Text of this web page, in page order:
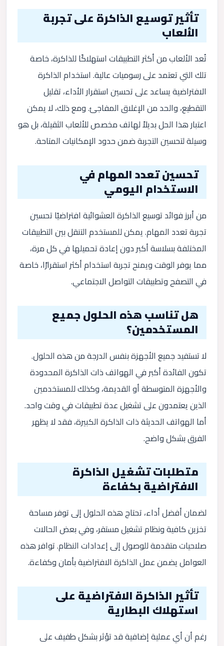
تأثير توسيع الذاكرة على تجربة
الألعاب
تُعد الألعاب من أكثر التطبيقات استهلاكًا للذاكرة، خاصة
تلك التي تعتمد على رسوميات عالية. استخدام الذاكرة
الافتراضية يساعد على تحسين استقرار الأداء، تقليل
التقطيع، والحد من الإغلاق المفاجئ. ومع ذلك، لا يمكن
اعتبار هذا الحل بديلاً لهاتف مخصص للألعاب الثقيلة، بل هو
وسيلة لتحسين التجربة ضمن حدود الإمكانيات المتاحة.
تحسين تعدد المهام في
الاستخدام اليومي
من أبرز فوائد توسيع الذاكرة العشوائية افتراضيًا تحسين
تجربة تعدد المهام. يمكن للمستخدم التنقل بين التطبيقات
المختلفة بسلاسة أكبر دون إعادة تحميلها في كل مرة،
مما يوفر الوقت ويمنح تجربة استخدام أكثر استقرارًا، خاصة
في التصفح وتطبيقات التواصل الاجتماعي.
هل تناسب هذه الحلول جميع
المستخدمين؟
لا تستفيد جميع الأجهزة بنفس الدرجة من هذه الحلول.
تكون الفائدة أكبر في الهواتف ذات الذاكرة المحدودة
والأجهزة المتوسطة أو القديمة، وكذلك للمستخدمين
الذين يعتمدون على تشغيل عدة تطبيقات في وقت واحد.
أما الهواتف الحديثة ذات الذاكرة الكبيرة، فقد لا يظهر
الفرق بشكل واضح.
متطلبات تشغيل الذاكرة
الافتراضية بكفاءة
لضمان أفضل أداء، تحتاج هذه الحلول إلى توفر مساحة
تخزين كافية ونظام تشغيل مستقر، وفي بعض الحالات
صلاحيات متقدمة للوصول إلى إعدادات النظام. توافر هذه
العوامل يضمن عمل الذاكرة الافتراضية بأمان وكفاءة.
تأثير الذاكرة الافتراضية على
استهلاك البطارية
رغم أن أي عملية إضافية قد تؤثر بشكل طفيف على